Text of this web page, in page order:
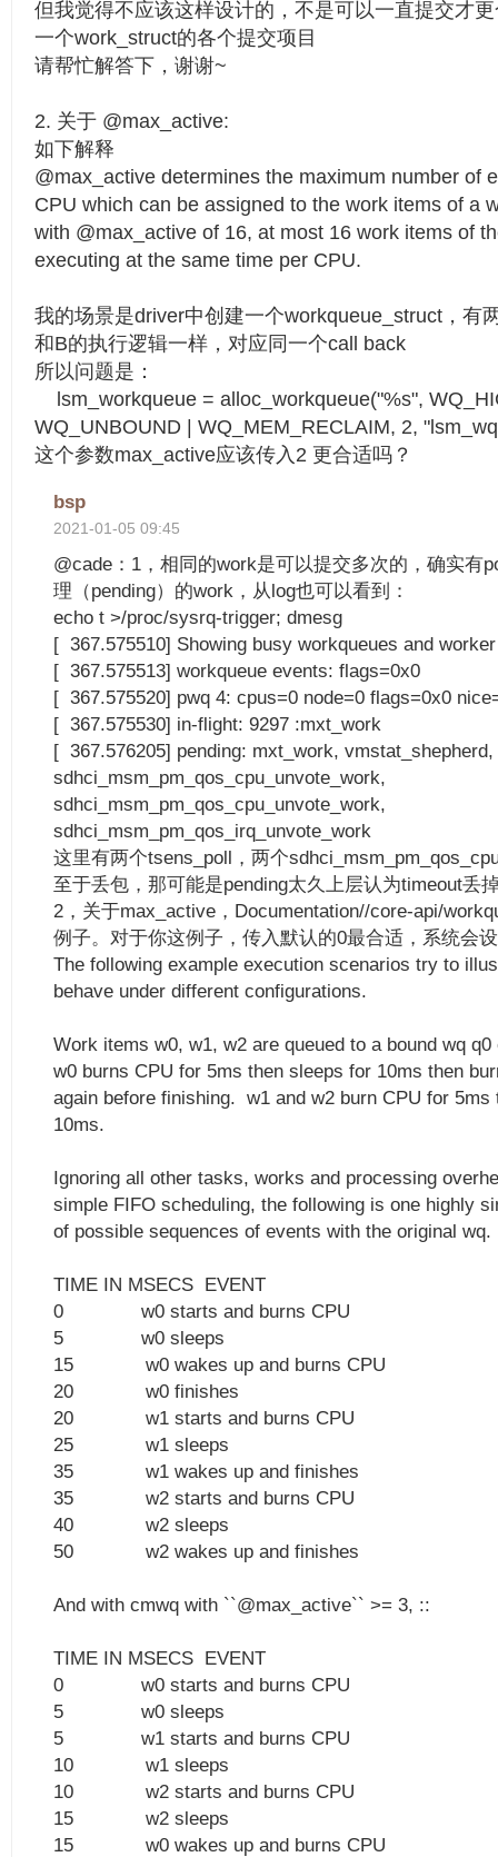
但我觉得不应该这样设计的，不是可以一直提交才
一个work_struct的各个提交项目
请帮忙解答下，谢谢~
2. 关于 @max_active:
如下解释
@max_active determines the maximum number of
CPU which can be assigned to the work items of a
with @max_active of 16, at most 16 work items of
executing at the same time per CPU.
我的场景是driver中创建一个workqueue_struct，有
和B的执行逻辑一样，对应同一个call back
所以问题是：
lsm_workqueue = alloc_workqueue("%s",
WQ_UNBOUND | WQ_MEM_RECLAIM, 2,
这个参数max_active应该传入2 更合适吗？
bsp
2021-01-05 09:45
@cade：1，相同的work是可以提交多次的，确实有
理（pending）的work，从log也可以看到：
echo t >/proc/sysrq-trigger; dmesg
[ 367.575510] Showing busy workqueues and
[ 367.575513] workqueue events: flags=0x0
[ 367.575520] pwq 4: cpus=0 node=0 flags=0x0
[ 367.575530] in-flight: 9297 :mxt_work
[ 367.576205] pending: mxt_work,
sdhci_msm_pm_qos_cpu_unvote_work,
sdhci_msm_pm_qos_cpu_unvote_work,
sdhci_msm_pm_qos_irq_unvote_work
这里有两个tsens_poll，两个
至于丢包，那可能是pending太久上层认为timeout丢
2，关于max_active，Documentation//core-api/
例子。对于你这例子，传入默认的0最合适，系统会
The following example execution scenarios try to
behave under different configurations.
Work items w0, w1, w2 are queued to a bound wq
w0 burns CPU for 5ms then sleeps for 10ms then
again before finishing. w1 and w2 burn CPU for 5ms
10ms.
Ignoring all other tasks, works and processing
simple FIFO scheduling, the following is one highly
of possible sequences of events with the original wq.
TIME IN MSECS EVENT
0 w0 starts and burns CPU
5 w0 sleeps
15 w0 wakes up and burns CPU
20 w0 finishes
20 w1 starts and burns CPU
25 w1 sleeps
35 w1 wakes up and finishes
35 w2 starts and burns CPU
40 w2 sleeps
50 w2 wakes up and finishes
And with cmwq with ``@max_active`` >= 3, ::
TIME IN MSECS EVENT
0 w0 starts and burns CPU
5 w0 sleeps
5 w1 starts and burns CPU
10 w1 sleeps
10 w2 starts and burns CPU
15 w2 sleeps
15 w0 wakes up and burns CPU